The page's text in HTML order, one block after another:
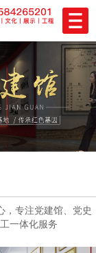
，专注党建馆、党史
一体化服务